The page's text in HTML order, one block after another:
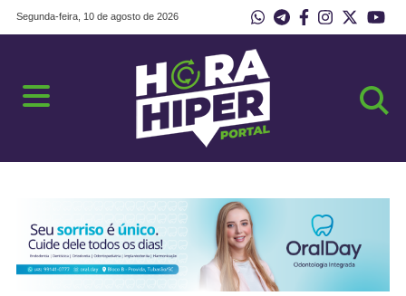
Segunda-feira, 10 de agosto de 2026